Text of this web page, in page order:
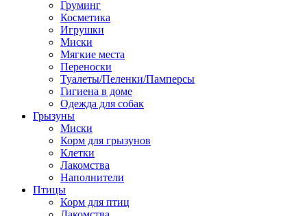
Груминг
Косметика
Игрушки
Миски
Мягкие места
Переноски
Туалеты/Пеленки/Памперсы
Гигиена в доме
Одежда для собак
Грызуны
Миски
Корм для грызунов
Клетки
Лакомства
Наполнители
Птицы
Корм для птиц